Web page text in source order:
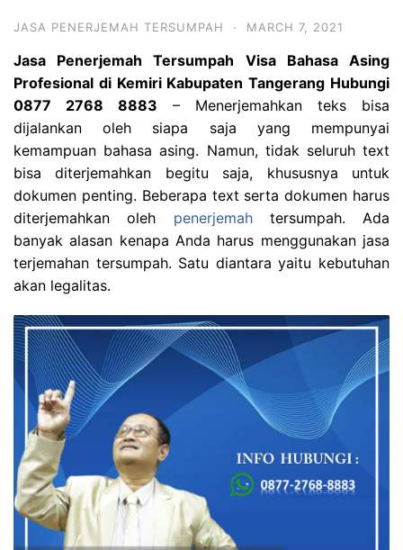
JASA PENERJEMAH TERSUMPAH · MARCH 7, 2021
Jasa Penerjemah Tersumpah Visa Bahasa Asing
Profesional di Kemiri Kabupaten Tangerang Hubungi
0877 2768 8883 – Menerjemahkan teks bisa
dijalankan oleh siapa saja yang mempunyai
kemampuan bahasa asing. Namun, tidak seluruh text
bisa diterjemahkan begitu saja, khususnya untuk
dokumen penting. Beberapa text serta dokumen harus
diterjemahkan oleh penerjemahtersumpah. Ada
banyak alasan kenapa Anda harus menggunakan jasa
terjemahan tersumpah. Satu diantara yaitu kebutuhan
akan legalitas.